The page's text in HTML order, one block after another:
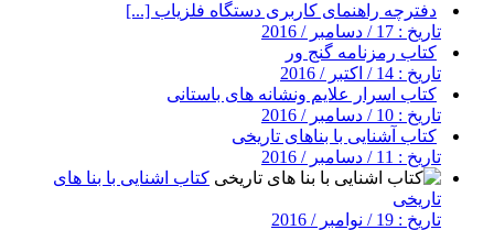
دفترچه راهنمای کاربری دستگاه فلزیاب [...]
تاریخ : 17 / دسامبر / 2016
کتاب رمزنامه گنج ور
تاریخ : 14 / اکتبر / 2016
کتاب اسرار علایم ونشانه های باستانی
تاریخ : 10 / دسامبر / 2016
کتاب آشنایی با بناهای تاریخی
تاریخ : 11 / دسامبر / 2016
کتاب اشنایی با بنا های
تاریخی
تاریخ : 19 / نوامبر / 2016